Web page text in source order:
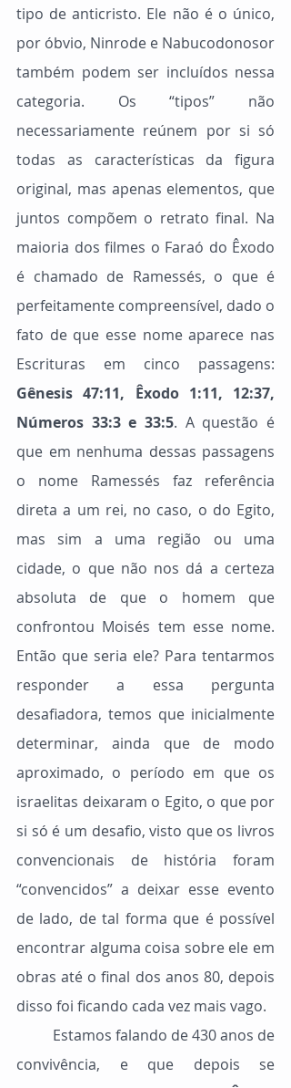
tipo de anticristo. Ele não é o único,
por óbvio, Ninrode e Nabucodonosor
também podem ser incluídos nessa
categoria. Os “tipos” não
necessariamente reúnem por si só
todas as características da figura
original, mas apenas elementos, que
juntos compõem o retrato final. Na
maioria dos filmes o Faraó do Êxodo
é chamado de Ramessés, o que é
perfeitamente compreensível, dado o
fato de que esse nome aparece nas
Gênesis 47:11, Êxodo 1:11, 12:37,
Números 33:3 e 33:5. A questão é
que em nenhuma dessas passagens
o nome Ramessés faz referência
direta a um rei, no caso, o do Egito,
mas sim a uma região ou uma
cidade, o que não nos dá a certeza
absoluta de que o homem que
confrontou Moisés tem esse nome.
Então que seria ele? Para tentarmos
responder a essa pergunta
desafiadora, temos que inicialmente
determinar, ainda que de modo
aproximado, o período em que os
israelitas deixaram o Egito, o que por
si só é um desafio, visto que os livros
convencionais de história foram
“convencidos” a deixar esse evento
de lado, de tal forma que é possível
encontrar alguma coisa sobre ele em
obras até o final dos anos 80, depois
disso foi ficando cada vez mais vago.
convivência, e que depois se